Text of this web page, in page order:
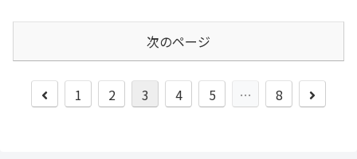
次のページ
前
1 2 3 4 5 … 8
次